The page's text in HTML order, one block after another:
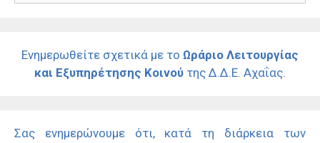
Ενημερωθείτε σχετικά με το Ωράριο Λειτουργίας
και Εξυπηρέτησης Κοινού της Δ.Δ.Ε. Αχαΐας.
Σας ενημερώνουμε ότι, κατά τη διάρκεια των